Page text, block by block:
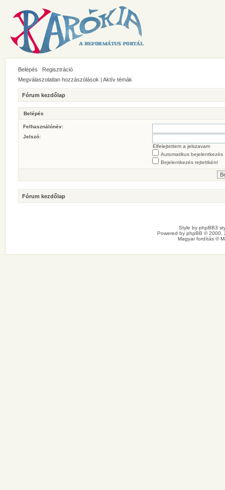
Belépés
Regisztráció
Megválaszolatlan hozzászólások | Aktív témák
Fórum kezdőlap
Belépés
Felhasználónév:
Jelszó:
Elfelejtettem a jelszavam
Automatikus bejelentkezés
Bejelentkezés rejtettként
Fórum kezdőlap
Style by phpBB3
Powered by phpBB © 2000,
Magyar fordítás ©